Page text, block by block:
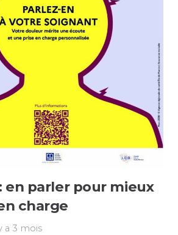
en parler pour mieux
charge
a 3 mois